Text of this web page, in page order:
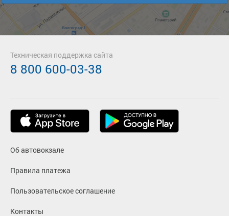
Об автовокзале
Правила платежа
Пользовательское соглашение
Контакты
Техническая поддержка сайта
8 800 600-03-38